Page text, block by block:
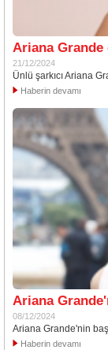
Ariana
21/12/2024
Ünlü şarkıcı Ariana
Haberin devamı
Ariana
08/12/2024
Ariana Grande'nin
Haberin devamı